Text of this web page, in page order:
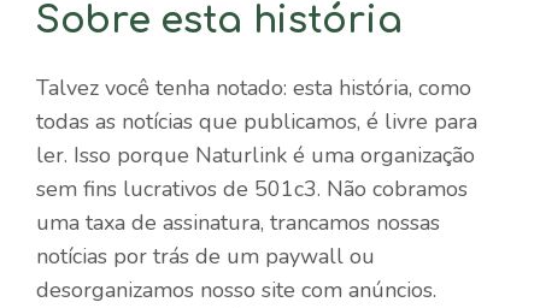
Sobre esta história
Talvez você tenha notado: esta história, como
todas as notícias que publicamos, é livre para
ler. Isso porque Naturlink é uma organização
sem fins lucrativos de 501c3. Não cobramos
uma taxa de assinatura, trancamos nossas
notícias por trás de um paywall ou
desorganizamos nosso site com anúncios.